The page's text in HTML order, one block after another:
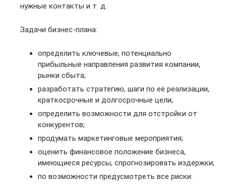
нужные контакты и т. д.
Задачи бизнес-плана:
определить ключевые, потенциально
прибыльные направления развития компании,
рынки сбыта;
разработать стратегию, шаги по её реализации,
краткосрочные и долгосрочные цели;
определить возможности для отстройки от
конкурентов;
продумать маркетинговые мероприятия;
оценить финансовое положение бизнеса,
имеющиеся ресурсы, спрогнозировать издержки;
по возможности предусмотреть все риски.